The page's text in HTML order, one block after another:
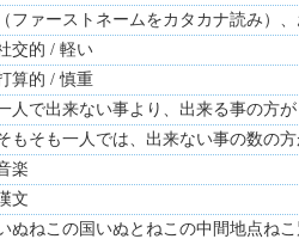
（ファーストネームをカタカナ読み）
交的 / 軽い
算的 / 慎重
人で出来ない事より、出来る事の方
もそも一人では、出来ない事の数の
楽
文
ぬねこの国いぬとねこの中間地点ねこ